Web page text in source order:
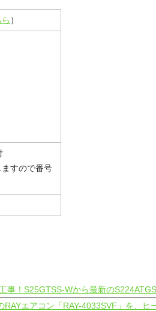
）
すので番号
事！S25GTSS-Wから最新の
RAYエアコン「RAY-4033SVF」を、